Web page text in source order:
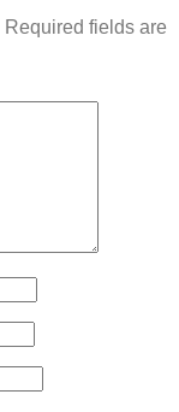
Required fields are